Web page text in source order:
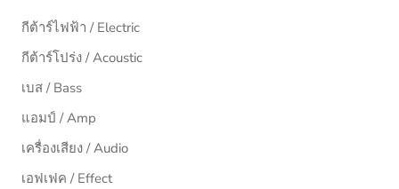
กีต้าร์ไฟฟ้า / Electric
กีต้าร์โปร่ง / Acoustic
เบส / Bass
แอมป์ / Amp
เครื่องเสียง / Audio
เอฟเฟค / Effect